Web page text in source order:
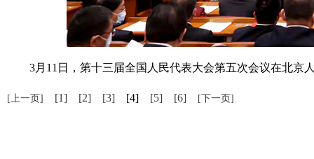
3月11日，第十三届全国人民代表大会第五次会议在北京
[上一页] [1] [2] [3] [4] [5] [6] [下一页]